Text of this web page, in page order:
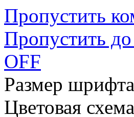
Пропустить
Пропустить
OFF
Размер
Цветовая